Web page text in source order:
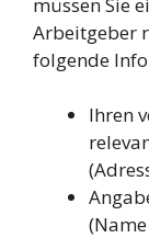
Arbeitgeber
folgende
Ihren